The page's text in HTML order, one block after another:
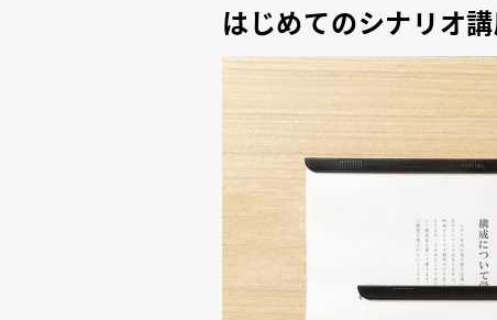
はじめてのシナリオ講